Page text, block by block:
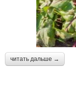
читать дальше →